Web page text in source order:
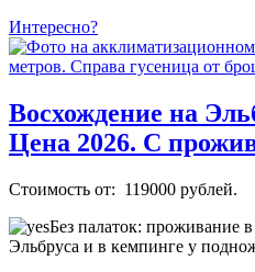
Интересно?
Восхождение на
Цена 2026. С
Стоимость от: 119000 рублей.
Без палаток: проживание
Эльбруса и в кемпинге у